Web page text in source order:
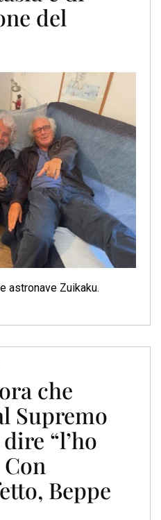
del
astronave Zuikaku.
che
Supremo
“l’ho
Beppe